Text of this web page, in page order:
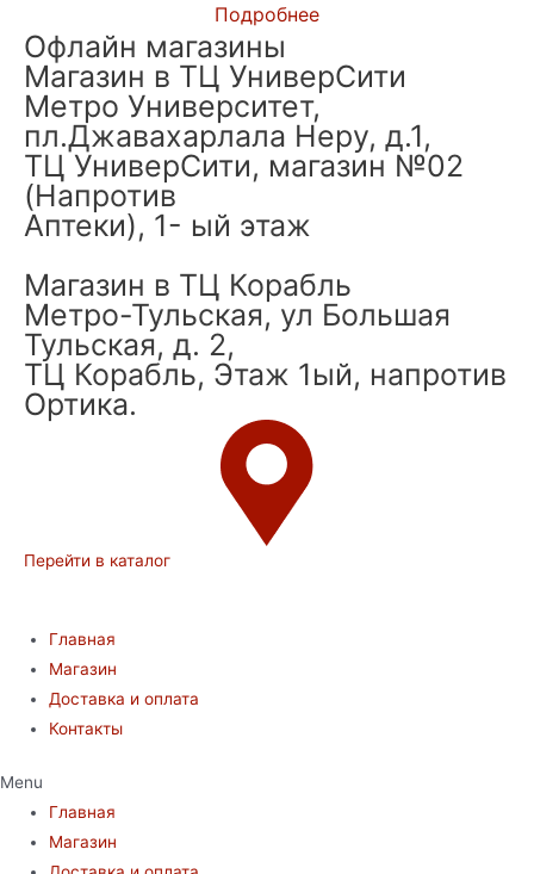
Подробнее
Офлайн магазины
Магазин в ТЦ УниверСити
Метро Университет,
пл.Джавахарлала Неру, д.1,
ТЦ УниверСити, магазин №02
(Напротив
Аптеки), 1- ый этаж
Магазин в ТЦ Корабль
Метро-Тульская, ул Большая
Тульская, д. 2,
ТЦ Корабль, Этаж 1ый, напротив
Ортика.
Перейти в каталог
Главная
Магазин
Доставка и оплата
Контакты
Menu
Главная
Магазин